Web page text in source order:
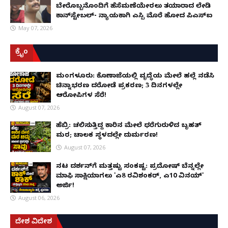
ಬೇರೊಬ್ಬನೊಂದಿಗೆ ಹೆಸೆಮಣೆಯೇರಲು ತಯಾರಾದ ಲೇಡಿ
ಕಾನ್‌ಸ್ಟೇಬಲ್- ನ್ಯಾಯಕ್ಕಾಗಿ ಎಸ್ಪಿ ಮೊರೆ ಹೋದ ಪಿಎಸ್ಐ
May 07, 2026
ಕ್ರೈಂ
ಮಂಗಳೂರು: ಕೊಣಾಜೆಯಲ್ಲಿ ವೃದ್ಧೆಯ ಮೇಲೆ ಹಲ್ಲೆ ನಡೆಸಿ
ಚಿನ್ನಾಭರಣ ದರೋಡೆ ಪ್ರಕರಣ; 3 ದಿನಗಳಲ್ಲೇ
ಆರೋಪಿಗಳ ಸೆರೆ!
August 07, 2026
ಹೆಬ್ರಿ: ಚಲಿಸುತ್ತಿದ್ದ ಕಾರಿನ ಮೇಲೆ ಧರೆಗುರುಳಿದ ಬೃಹತ್
ಮರ; ಚಾಲಕ ಸ್ಥಳದಲ್ಲೇ ದುರ್ಮರಣ!
August 07, 2026
ನಟ ದರ್ಶನ್‌ಗೆ ಮತ್ತಷ್ಟು ಸಂಕಷ್ಟ: ಪ್ರದೋಷ್ ಬೆನ್ನಲ್ಲೇ
ಮಾಫಿ ಸಾಕ್ಷಿಯಾಗಲು 'ಎ8 ರವಿಶಂಕರ್, ಎ10 ವಿನಯ್'
ಅರ್ಜಿ!
August 06, 2026
ದೇಶ ವಿದೇಶ